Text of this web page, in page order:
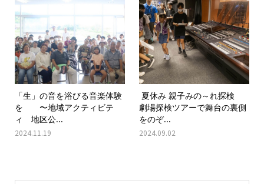
「生」の音を浴びる音楽体験
を 〜地域アクティビテ
ィ 地区公...
2024.11.19
夏休み 親子みの～れ探検
劇場探検ツアーで舞台の裏側
をのぞ...
2024.09.02